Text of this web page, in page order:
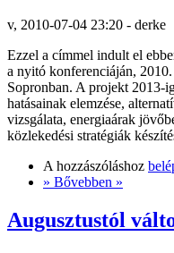
v, 2010-07-04 23:20 - derke
Ezzel a címmel indult el
a nyitó konferenciáján,
Sopronban. A projekt 2013-
hatásainak elemzése,
vizsgálata, energiaárak
közlekedési stratégiák
A hozzászóláshoz
» Bővebben »
Augusztustól